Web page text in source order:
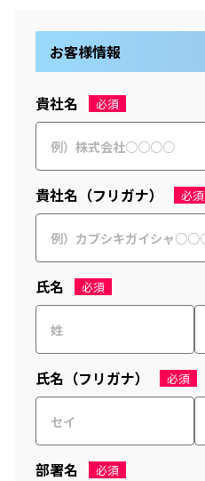
お客様情報
貴社名 必須
貴社名（フリガナ） 必須
氏名 必須
氏名（フリガナ） 必須
部署名 必須